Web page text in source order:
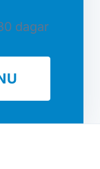
dagar